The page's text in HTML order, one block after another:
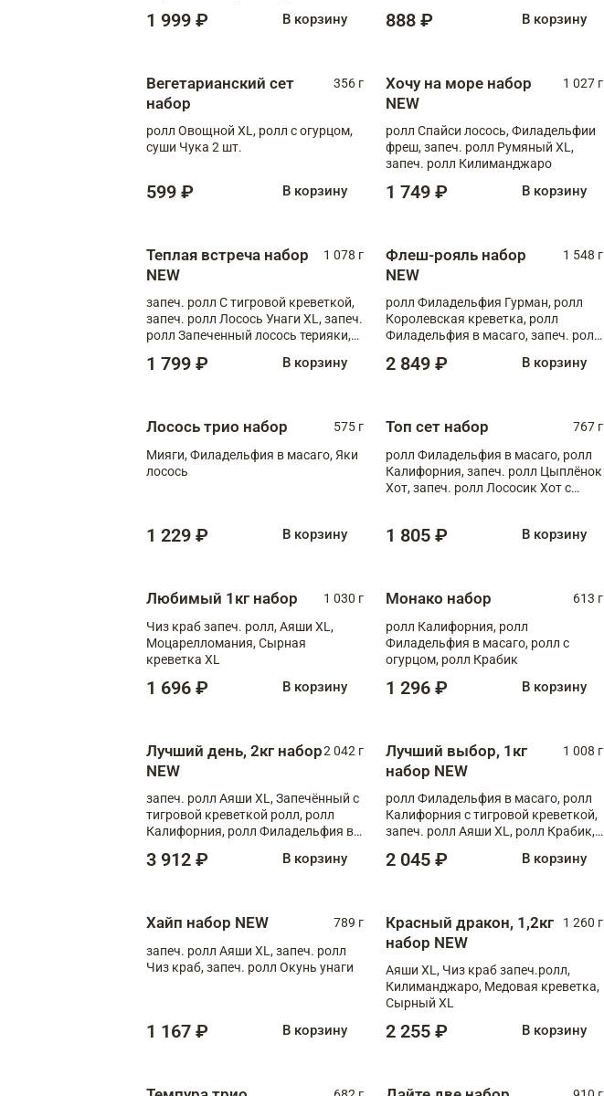
1 999 ₽ В корзину 888 ₽ В корзину
Вегетарианский сет
набор
356 г
ролл Овощной XL, ролл с огурцом,
суши Чука 2 шт.
599 ₽ В корзину
Хочу на море набор
NEW
1 027 г
ролл Спайси лосось, Филадельфии
фреш, запеч. ролл Румяный XL,
запеч. ролл Килиманджаро
1 749 ₽ В корзину
Теплая встреча набор
NEW
1 078 г
запеч. ролл С тигровой креветкой,
запеч. ролл Лосось Унаги XL, запеч.
ролл Запеченный лосось терияки,
1 799 ₽ В корзину
Флеш-рояль набор
NEW
1 548 г
ролл Филадельфия Гурман, ролл
Королевская креветка, ролл
Филадельфия в масаго, запеч. ролл
Тигровая креветка с моцареллой,
2 849 ₽ В корзину
Лосось трио набор
575 г
Мияги, Филадельфия в масаго, Яки
лосось
1 229 ₽ В корзину
Топ сет набор
767 г
ролл Филадельфия в масаго, ролл
Калифорния, запеч. ролл Цыплёнок
Хот, запеч. ролл Лососик Хот с
1 805 ₽ В корзину
Любимый 1кг набор
1 030 г
Чиз краб запеч. ролл, Аяши XL,
Моцарелломания, Сырная
креветка XL
1 696 ₽ В корзину
Монако набор
613 г
ролл Калифорния, ролл
Филадельфия в масаго, ролл с
огурцом, ролл Крабик
1 296 ₽ В корзину
Лучший день, 2кг набор
NEW
2 042 г
запеч. ролл Аяши XL, Запечённый с
тигровой креветкой ролл, ролл
Калифорния, ролл Филадельфия в
запеч. ролл Моцарелломания, ролл
3 912 ₽ В корзину
Лучший выбор, 1кг
набор NEW
1 008 г
ролл Филадельфия в масаго, ролл
Калифорния с тигровой креветкой,
запеч. ролл Аяши XL, ролл Крабик,
2 045 ₽ В корзину
Хайп набор NEW
789 г
запеч. ролл Аяши XL, запеч. ролл
Чиз краб, запеч. ролл Окунь унаги
1 167 ₽ В корзину
Красный дракон, 1,2кг
набор NEW
1 260 г
Аяши XL, Чиз краб запеч.ролл,
Килиманджаро, Медовая креветка,
Сырный XL
2 255 ₽ В корзину